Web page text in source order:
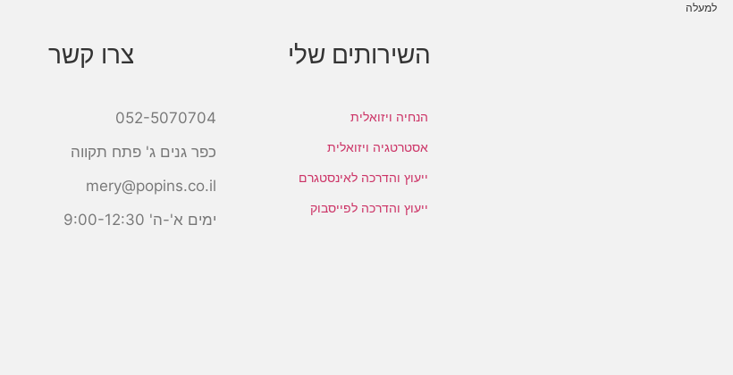
למעלה
השירותים שלי
הנחיה ויזואלית
אסטרטגיה ויזואלית
ייעוץ והדרכה לאינסטגרם
ייעוץ והדרכה לפייסבוק
צרו קשר
052-5070704
כפר גנים ג' פתח תקווה
mery@popins.co.il
ימים א'-ה' 9:00-12:30